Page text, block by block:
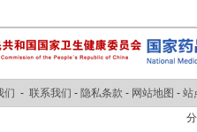
们 - 联系我们 - 隐私条款 - 网站地图 - 站